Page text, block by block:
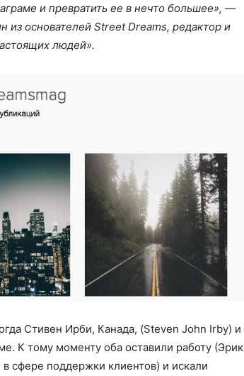
и превратить ее в нечто большее», —
из основателей Street Dreams, редактор и
людей».
Стивен Ирби, Канада, (Steven John Irby) и
К тому моменту оба оставили работу (Эрик
сфере поддержки клиентов) и искали